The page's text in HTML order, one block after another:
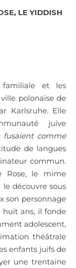
LE YIDDISH
familiale et les
polonaise de
Karlsruhe. Elle
juive
fusaient comme
de langues
commun.
Rose, le mime
découvre sous
son personnage
ans, il fonde
adolescent,
théâtrale
enfants juifs de
une trentaine